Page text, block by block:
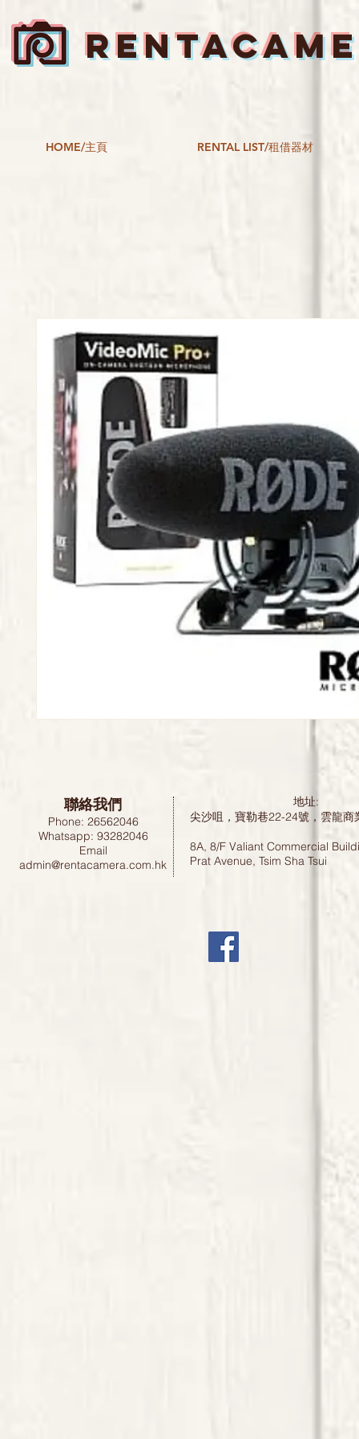
HOME/主頁 RENTAL LIST/租借器材
聯絡我們
Phone: 26562046
Whatsapp: 93282046
Email
admin@rentacamera.com.hk
地址:
尖沙咀，寶勒巷22-24號，雲龍
8A, 8/F Valiant Commercial
Prat Avenue, Tsim Sha Tsui